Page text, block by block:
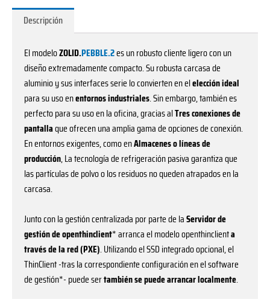
Descripción
El modeloZOLID.PEBBLE.2es un robusto cliente ligero con un
diseño extremadamente compacto. Su robusta carcasa de
aluminio y sus interfaces serie lo convierten en elelección ideal
para su uso enentornos industriales. Sin embargo, también es
perfecto para su uso en la oficina, gracias alTres conexiones de
pantallaque ofrecen una amplia gama de opciones de conexión.
En entornos exigentes, como enAlmacenes o líneas de
producción, La tecnología de refrigeración pasiva garantiza que
las partículas de polvo o los residuos no queden atrapados en la
carcasa.
Junto con la gestión centralizada por parte de laServidor de
gestión de openthinclient* arranca el modelo openthinclienta
través de la red (PXE). Utilizando el SSD integrado opcional, el
ThinClient -tras la correspondiente configuración en el software
de gestión*- puede sertambién se puede arrancar localmente.